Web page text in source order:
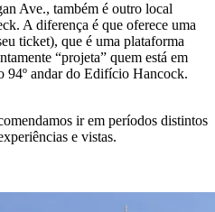
Ave., também é outro local
A diferença é que oferece uma
ticket), que é uma plataforma
“projeta” quem está em
94º andar do Edifício Hancock.
ir em períodos distintos
e vistas.